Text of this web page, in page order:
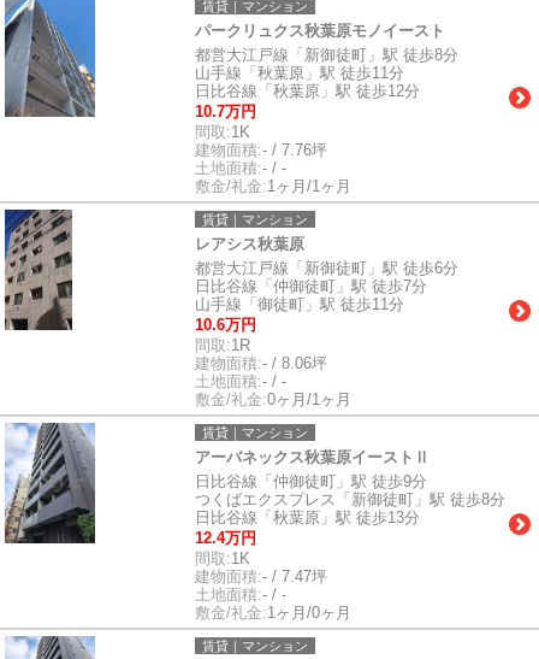
賃貸｜マンション
パークリュクス秋葉原モノイースト
都営大江戸線「新御徒町」駅 徒歩8分
山手線「秋葉原」駅 徒歩11分
日比谷線「秋葉原」駅 徒歩12分
10.7万円
間取:1K
建物面積:- / 7.76坪
土地面積:- / -
敷金/礼金:1ヶ月/1ヶ月
賃貸｜マンション
レアシス秋葉原
都営大江戸線「新御徒町」駅 徒歩6分
日比谷線「仲御徒町」駅 徒歩7分
山手線「御徒町」駅 徒歩11分
10.6万円
間取:1R
建物面積:- / 8.06坪
土地面積:- / -
敷金/礼金:0ヶ月/1ヶ月
賃貸｜マンション
アーバネックス秋葉原イーストⅡ
日比谷線「仲御徒町」駅 徒歩9分
つくばエクスプレス「新御徒町」駅 徒歩8分
日比谷線「秋葉原」駅 徒歩13分
12.4万円
間取:1K
建物面積:- / 7.47坪
土地面積:- / -
敷金/礼金:1ヶ月/0ヶ月
賃貸｜マンション